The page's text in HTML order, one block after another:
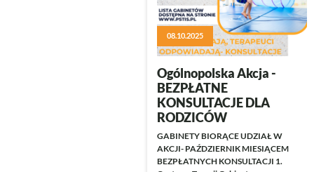
08.10.2025
Ogólnopolska Akcja -
BEZPŁATNE
KONSULTACJE DLA
RODZICÓW
GABINETY BIORĄCE UDZIAŁ W
AKCJI- PAŹDZIERNIK MIESIĄCEM
BEZPŁATNYCH KONSULTACJI 1.